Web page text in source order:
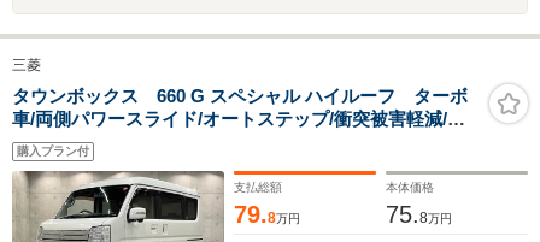
三菱
タウンボックス 660 G スペシャル ハイルーフ ターボ
車/両側パワースライド/オートステップ/衝突被害軽減/車
線逸脱警報/後退時ブレーキサポート/ハイビームアシスト/
純正ナビ/フルセグ/バックカメラ/ETC/プッシュスタート/
純正14インチAW
購入プラン付
支払総額
79.8万円
本体価格
75.8万円